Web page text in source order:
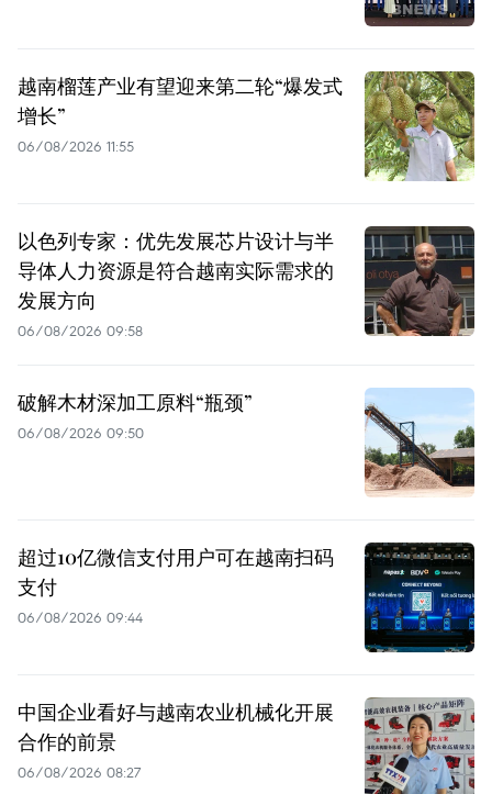
越南榴莲产业有望迎来第二轮“爆发式
增长”
06/08/2026 11:55
以色列专家：优先发展芯片设计与半
导体人力资源是符合越南实际需求的
发展方向
06/08/2026 09:58
破解木材深加工原料“瓶颈”
06/08/2026 09:50
超过10亿微信支付用户可在越南扫码
支付
06/08/2026 09:44
中国企业看好与越南农业机械化开展
合作的前景
06/08/2026 08:27